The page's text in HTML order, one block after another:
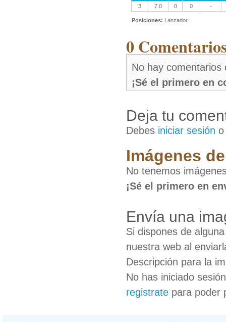
3
7.0 0 0 -
Posiciones: Lanzador
0
No hay comentarios
¡Sé el primero en
Deja tu
Debes iniciar sesión
Imágenes
No tenemos
¡Sé el primero en
Envía una
Si dispones de
nuestra web al
Descripción para la
No has iniciado
registrate para poder